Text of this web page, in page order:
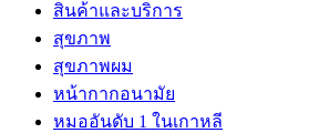
สินค้าและบริการ
สุขภาพ
สุขภาพผม
หน้ากากอนามัย
หมออันดับ 1 ในเกาหลี